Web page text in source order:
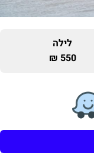
לילה
550 ₪